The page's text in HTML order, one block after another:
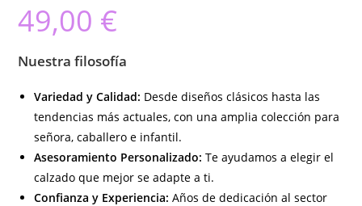
49,00 €
Nuestra filosofía
Variedad y Calidad: Desde diseños clásicos hasta las
tendencias más actuales, con una amplia colección para
señora, caballero e infantil.
Asesoramiento Personalizado: Te ayudamos a elegir el
calzado que mejor se adapte a ti.
Confianza y Experiencia: Años de dedicación al sector